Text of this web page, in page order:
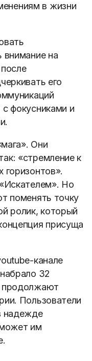
в жизни
внимание на
его
фокусниками и
Они
«стремление к
горизонтов».
Но
поменять точку
ролик, который
присуща
канале
32
продолжают
Пользователи
надежде
им